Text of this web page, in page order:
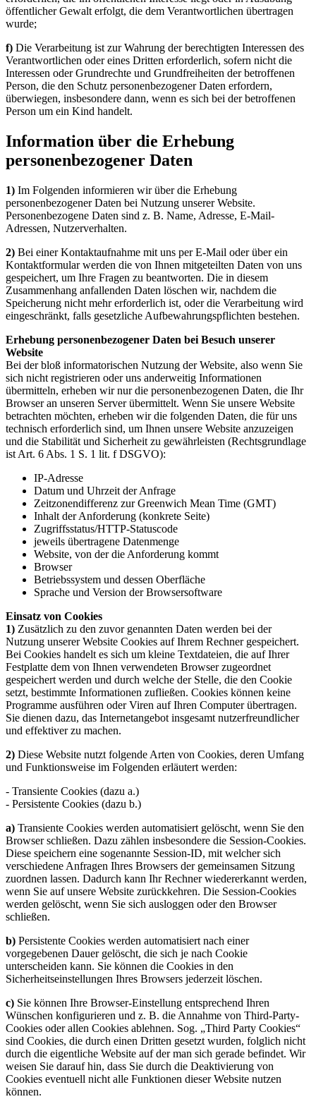
öffentlicher Gewalt erfolgt, die dem Verantwortlichen übertragen
wurde;
f) Die Verarbeitung ist zur Wahrung der berechtigten Interessen des
Verantwortlichen oder eines Dritten erforderlich, sofern nicht die
Interessen oder Grundrechte und Grundfreiheiten der betroffenen
Person, die den Schutz personenbezogener Daten erfordern,
überwiegen, insbesondere dann, wenn es sich bei der betroffenen
Person um ein Kind handelt.
Information über die Erhebung
personenbezogener Daten
1) Im Folgenden informieren wir über die Erhebung
personenbezogener Daten bei Nutzung unserer Website.
Personenbezogene Daten sind z. B. Name, Adresse, E-Mail-
Adressen, Nutzerverhalten.
2) Bei einer Kontaktaufnahme mit uns per E-Mail oder über ein
Kontaktformular werden die von Ihnen mitgeteilten Daten von uns
gespeichert, um Ihre Fragen zu beantworten. Die in diesem
Zusammenhang anfallenden Daten löschen wir, nachdem die
Speicherung nicht mehr erforderlich ist, oder die Verarbeitung wird
eingeschränkt, falls gesetzliche Aufbewahrungspflichten bestehen.
Erhebung personenbezogener Daten bei Besuch unserer
Website
Bei der bloß informatorischen Nutzung der Website, also wenn Sie
sich nicht registrieren oder uns anderweitig Informationen
übermitteln, erheben wir nur die personenbezogenen Daten, die Ihr
Browser an unseren Server übermittelt. Wenn Sie unsere Website
betrachten möchten, erheben wir die folgenden Daten, die für uns
technisch erforderlich sind, um Ihnen unsere Website anzuzeigen
und die Stabilität und Sicherheit zu gewährleisten (Rechtsgrundlage
ist Art. 6 Abs. 1 S. 1 lit. f DSGVO):
IP-Adresse
Datum und Uhrzeit der Anfrage
Zeitzonendifferenz zur Greenwich Mean Time (GMT)
Inhalt der Anforderung (konkrete Seite)
Zugriffsstatus/HTTP-Statuscode
jeweils übertragene Datenmenge
Website, von der die Anforderung kommt
Browser
Betriebssystem und dessen Oberfläche
Sprache und Version der Browsersoftware
Einsatz von Cookies
1) Zusätzlich zu den zuvor genannten Daten werden bei der
Nutzung unserer Website Cookies auf Ihrem Rechner gespeichert.
Bei Cookies handelt es sich um kleine Textdateien, die auf Ihrer
Festplatte dem von Ihnen verwendeten Browser zugeordnet
gespeichert werden und durch welche der Stelle, die den Cookie
setzt, bestimmte Informationen zufließen. Cookies können keine
Programme ausführen oder Viren auf Ihren Computer übertragen.
Sie dienen dazu, das Internetangebot insgesamt nutzerfreundlicher
und effektiver zu machen.
2) Diese Website nutzt folgende Arten von Cookies, deren Umfang
und Funktionsweise im Folgenden erläutert werden:
- Transiente Cookies (dazu a.)
- Persistente Cookies (dazu b.)
a) Transiente Cookies werden automatisiert gelöscht, wenn Sie den
Browser schließen. Dazu zählen insbesondere die Session-Cookies.
Diese speichern eine sogenannte Session-ID, mit welcher sich
verschiedene Anfragen Ihres Browsers der gemeinsamen Sitzung
zuordnen lassen. Dadurch kann Ihr Rechner wiedererkannt werden,
wenn Sie auf unsere Website zurückkehren. Die Session-Cookies
werden gelöscht, wenn Sie sich ausloggen oder den Browser
schließen.
b) Persistente Cookies werden automatisiert nach einer
vorgegebenen Dauer gelöscht, die sich je nach Cookie
unterscheiden kann. Sie können die Cookies in den
Sicherheitseinstellungen Ihres Browsers jederzeit löschen.
c) Sie können Ihre Browser-Einstellung entsprechend Ihren
Wünschen konfigurieren und z. B. die Annahme von Third-Party-
Cookies oder allen Cookies ablehnen. Sog. „Third Party Cookies“
sind Cookies, die durch einen Dritten gesetzt wurden, folglich nicht
durch die eigentliche Website auf der man sich gerade befindet. Wir
weisen Sie darauf hin, dass Sie durch die Deaktivierung von
Cookies eventuell nicht alle Funktionen dieser Website nutzen
können.